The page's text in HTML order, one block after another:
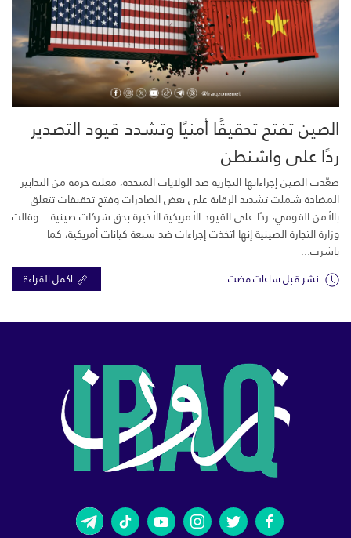
الصين تفتح تحقيقًا أمنيًا وتشدد قيود التصدير
ردًا على واشنطن
صعّدت الصين إجراءاتها التجارية ضد الولايات المتحدة، معلنة حزمة من التدابير
المضادة شملت تشديد الرقابة على بعض الصادرات وفتح تحقيقات تتعلق
بالأمن القومي، ردًا على القيود الأمريكية الأخيرة بحق شركات صينية. وقالت
وزارة التجارة الصينية إنها اتخذت إجراءات ضد سبعة كيانات أمريكية، كما
باشرت...
نشر قبل ساعات مضت اكمل القراءة